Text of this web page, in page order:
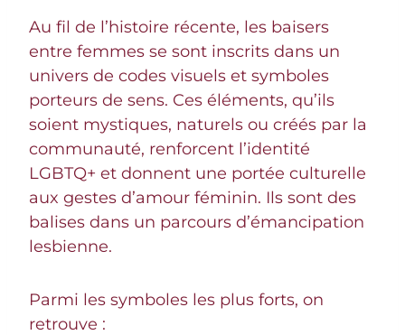
Au fil de l’histoire récente, les baisers
entre femmes se sont inscrits dans un
univers de codes visuels et symboles
porteurs de sens. Ces éléments, qu’ils
soient mystiques, naturels ou créés par la
communauté, renforcent l’identité
LGBTQ+ et donnent une portée culturelle
aux gestes d’amour féminin. Ils sont des
balises dans un parcours d’émancipation
lesbienne.
Parmi les symboles les plus forts, on
retrouve :